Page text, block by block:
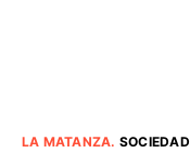
LA MATANZA. SOCIEDAD